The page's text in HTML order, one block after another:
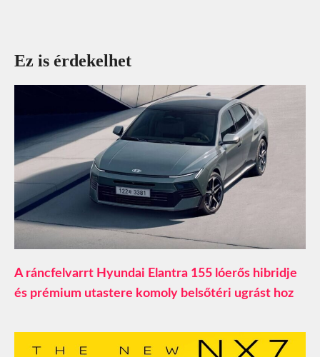
Ez is érdekelhet
A ráncfelvarrt Hyundai Elantra 155 lóerős hibridje
és prémium utastere komoly belsőtéri ugrást hoz